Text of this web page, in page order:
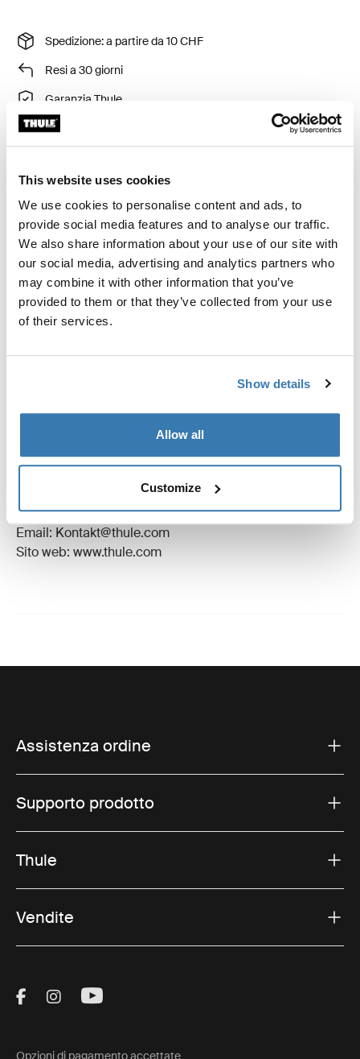
This website uses cookies
We use cookies to personalise content and ads, to
provide social media features and to analyse our traffic.
We also share information about your use of our site with
our social media, advertising and analytics partners who
may combine it with other information that you’ve
provided to them or that they’ve collected from your use
of their services.
Show details
Allow all
Customize
Spedizione: a partire da 10 CHF
Resi a 30 giorni
Garanzia Thule
Permette di assicurare i portabici Thule HangOn
EasyBase 949 al gancio traino.
Toggle techspec
Specifiche tecniche
Revisioni
Informazioni sulla produzione
Marchio registrato: Thule Sweden AB
Indirizzo del produttore: Borggatan 5, 335 73
Hillerstorp, Svezia
Email: Kontakt@thule.com
Sito web: www.thule.com
Assistenza ordine
Supporto prodotto
Thule
Vendite
Visit Thule on Facebook (external link)
Visit Thule on Instagram (external link)
Visit Thule on Youtube (external
Opzioni di pagamento accettate